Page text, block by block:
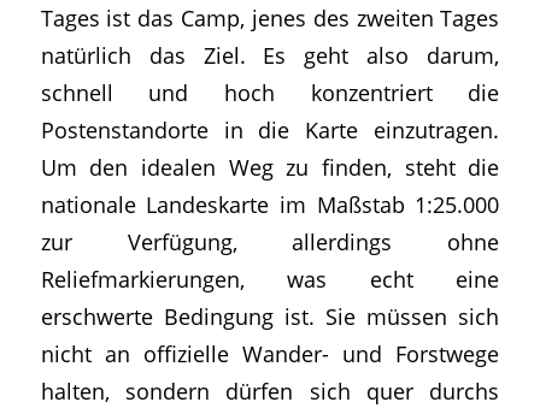
Tages ist das Camp, jenes des zweiten Tages
natürlich das Ziel. Es geht also darum,
schnell und hoch konzentriert die
Postenstandorte in die Karte einzutragen.
Um den idealen Weg zu finden, steht die
nationale Landeskarte im Maßstab 1:25.000
zur Verfügung, allerdings ohne
Reliefmarkierungen, was echt eine
erschwerte Bedingung ist. Sie müssen sich
nicht an offizielle Wander- und Forstwege
halten, sondern dürfen sich quer durchs